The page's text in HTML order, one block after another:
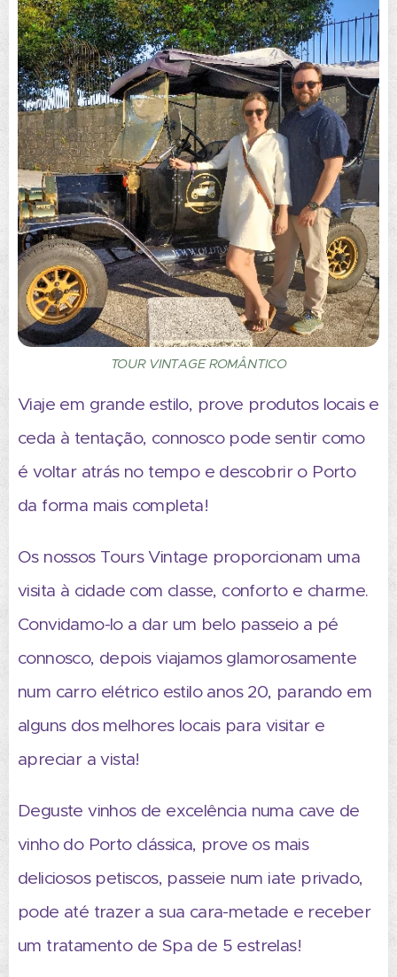
TOUR VINTAGE ROMÂNTICO
Viaje em grande estilo, prove produtos locais e
ceda à tentação, connosco pode sentir como
é voltar atrás no tempo e descobrir o Porto
da forma mais completa!
Os nossos Tours Vintage proporcionam uma
visita à cidade com classe, conforto e charme.
Convidamo-lo a dar um belo passeio a pé
connosco, depois viajamos glamorosamente
num carro elétrico estilo anos 20, parando em
alguns dos melhores locais para visitar e
apreciar a vista!
Deguste vinhos de excelência numa cave de
vinho do Porto clássica, prove os mais
deliciosos petiscos, passeie num iate privado,
pode até trazer a sua cara-metade e receber
um tratamento de Spa de 5 estrelas!